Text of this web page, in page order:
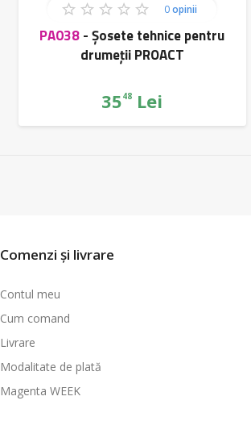
0opinii
PA038-Șosete tehnice pentru
drumeții PROACT
3548 Lei
Comenzi și livrare
Contul meu
Cum comand
Livrare
Modalitate de plată
Magenta WEEK